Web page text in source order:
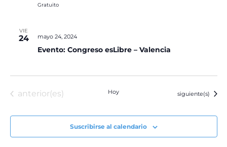
Gratuito
VIE
24
Evento: Congreso esLibre – Valencia
mayo 24, 2024
Eventos
anterior(es) Hoy Eventos
siguiente(s)
Suscribirse al calendario